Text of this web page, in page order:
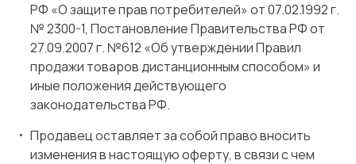
РФ «О защите прав потребителей» от 07.02.1992 г.
№ 2300-1, Постановление Правительства РФ от
27.09.2007 г. №612 «Об утверждении Правил
продажи товаров дистанционным способом» и
иные положения действующего
законодательства РФ.
Продавец оставляет за собой право вносить
изменения в настоящую оферту, в связи с чем